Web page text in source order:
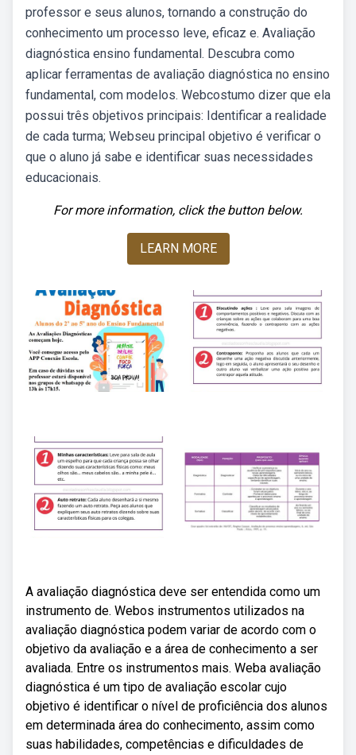
professor e seus alunos, tornando a construção do
conhecimento um processo leve, eficaz e. Avaliação
diagnóstica ensino fundamental. Descubra como
aplicar ferramentas de avaliação diagnóstica no ensino
fundamental, com modelos. Webcostumo dizer que ela
possui três objetivos principais: Identificar a realidade
de cada turma; Webseu principal objetivo é verificar o
que o aluno já sabe e identificar suas necessidades
educacionais.
For more information, click the button below.
LEARN MORE
A avaliação diagnóstica deve ser entendida como um
instrumento de. Webos instrumentos utilizados na
avaliação diagnóstica podem variar de acordo com o
objetivo da avaliação e a área de conhecimento a ser
avaliada. Entre os instrumentos mais. Weba avaliação
diagnóstica é um tipo de avaliação escolar cujo
objetivo é identificar o nível de proficiência dos alunos
em determinada área do conhecimento, assim como
suas habilidades, competências e dificuldades de